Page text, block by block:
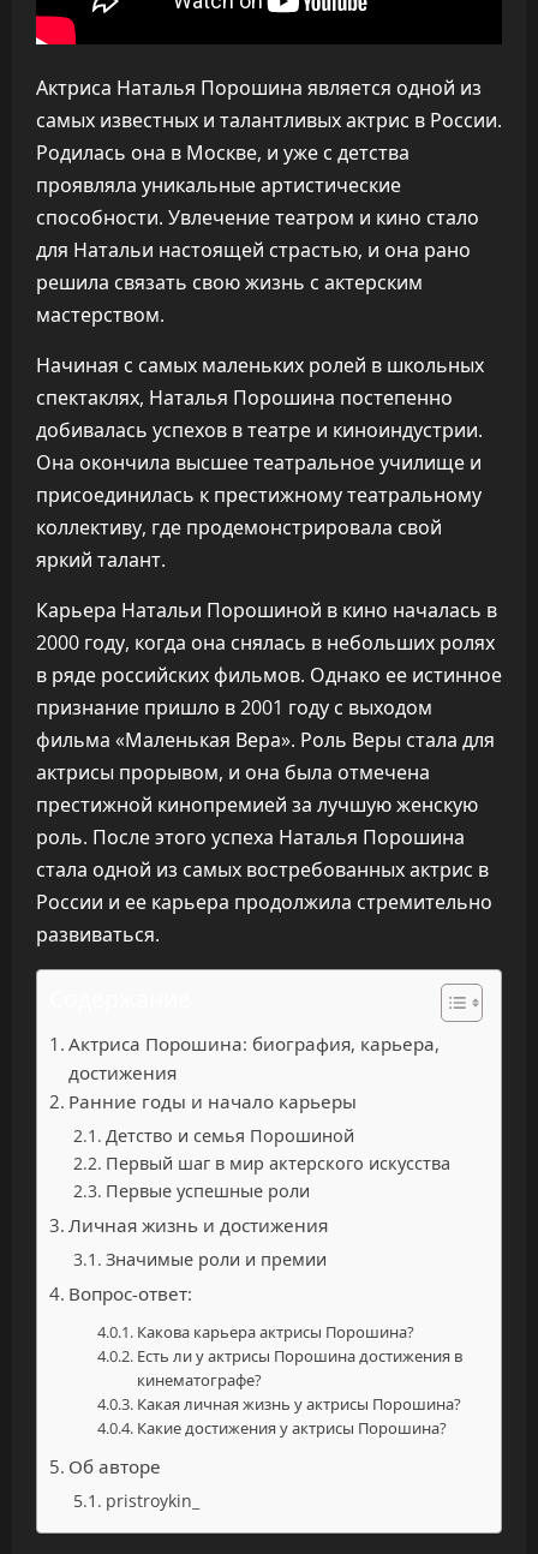
Актриса Наталья Порошина является одной из
самых известных и талантливых актрис в России.
Родилась она в Москве, и уже с детства
проявляла уникальные артистические
способности. Увлечение театром и кино стало
для Натальи настоящей страстью, и она рано
решила связать свою жизнь с актерским
мастерством.
Начиная с самых маленьких ролей в школьных
спектаклях, Наталья Порошина постепенно
добивалась успехов в театре и киноиндустрии.
Она окончила высшее театральное училище и
присоединилась к престижному театральному
коллективу, где продемонстрировала свой
яркий талант.
Карьера Натальи Порошиной в кино началась в
2000 году, когда она снялась в небольших ролях
в ряде российских фильмов. Однако ее истинное
признание пришло в 2001 году с выходом
фильма «Маленькая Вера». Роль Веры стала для
актрисы прорывом, и она была отмечена
престижной кинопремией за лучшую женскую
роль. После этого успеха Наталья Порошина
стала одной из самых востребованных актрис в
России и ее карьера продолжила стремительно
развиваться.
Актриса Порошина: биография, карьера,
достижения
Ранние годы и начало карьеры
Детство и семья Порошиной
Первый шаг в мир актерского искусства
Первые успешные роли
Личная жизнь и достижения
Значимые роли и премии
Вопрос-ответ:
Какова карьера актрисы Порошина?
Есть ли у актрисы Порошина достижения в
кинематографе?
Какая личная жизнь у актрисы Порошина?
Какие достижения у актрисы Порошина?
Об авторе
pristroykin_